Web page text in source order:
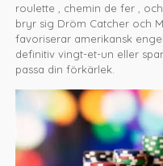
roulette , chemin de fer ,
bryr sig Dröm Catcher och
favoriserar amerikansk
definitiv vingt-et-un eller
passa din förkärlek.